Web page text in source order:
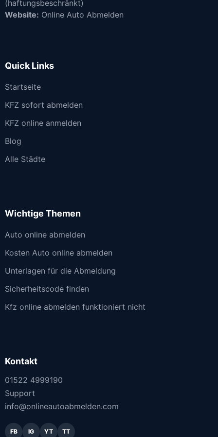
(haftungsbeschränkt)
Website: Online Auto Abmelden
Quick Links
Startseite
KFZ sofort abmelden
KFZ online anmelden
Blog
Alle Städte
Wichtige Themen
Auto online abmelden
Kosten Auto online abmelden
Unterlagen für die Abmeldung
Sicherheitscode finden
Kfz online abmelden funktioniert nicht
Kontakt
01522 4999190
Support
info@onlineautoabmelden.com
FB IG YT TT